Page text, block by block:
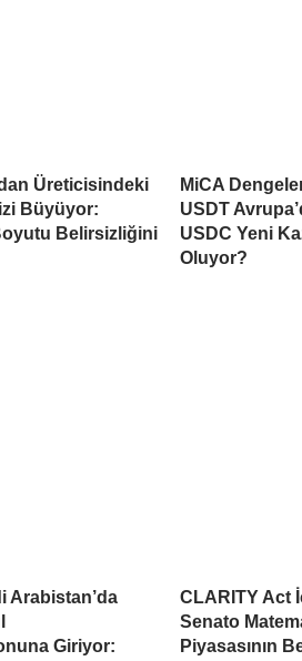
Üreticisindeki
Büyüyor:
Belirsizliğini
MiCA
USDT
USDC Yeni
Oluyor?
Arabistan’da
Giriyor:
CLARITY Act
Senato
Piyasasının